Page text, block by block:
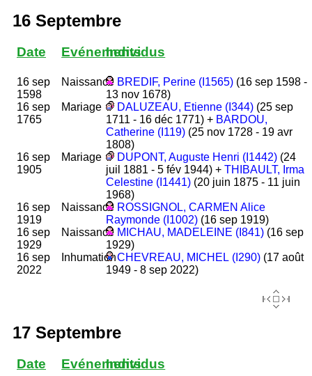
16 Septembre
Date Evénements
Individus
16 sep
1598
Naissance BREDIF, Perine (I1565) (16 sep 1598 -
13 nov 1678)
16 sep
1765
Mariage DALUZEAU, Etienne (I344) (25 sep
1711 - 16 déc 1771) + BARDOU,
Catherine (I119) (25 nov 1728 - 19 avr
1808)
16 sep
1905
Mariage DUPONT, Auguste Henri (I1442) (24
juil 1881 - 5 fév 1944) +THIBAULT, Irma
Celestine (I1441) (20 juin 1875 - 11 juin
1968)
16 sep
1919
Naissance ROSSIGNOL, CARMEN Alice
Raymonde (I1002) (16 sep 1919)
16 sep
1929
Naissance MICHAU, MADELEINE (I841) (16 sep
1929)
16 sep
2022
InhumationCHEVREAU, MICHEL (I290) (17 août
1949 - 8 sep 2022)
17 Septembre
Date Evénements
Individus